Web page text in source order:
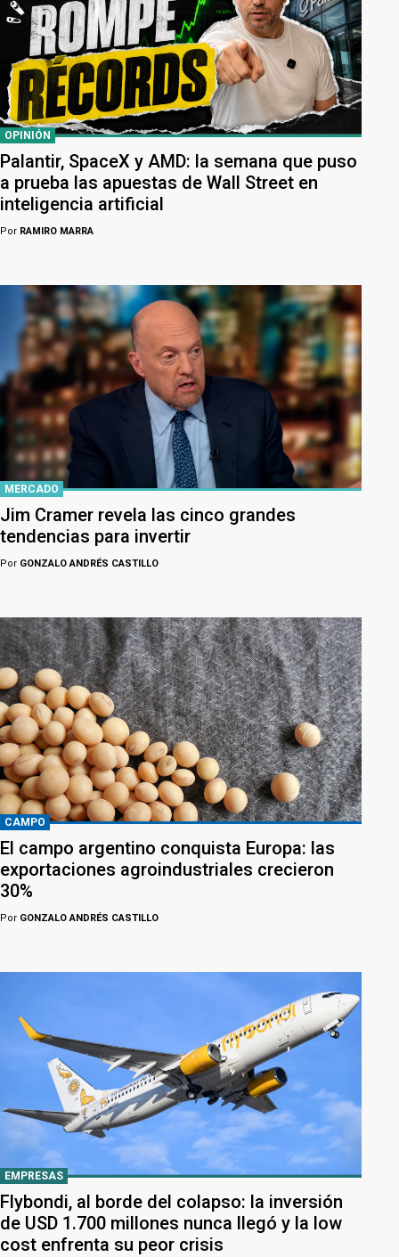
OPINIÓN
Palantir, SpaceX y AMD: la semana que puso
a prueba las apuestas de Wall Street en
inteligencia artificial
Por RAMIRO MARRA
MERCADO
Jim Cramer revela las cinco grandes
tendencias para invertir
Por GONZALO ANDRÉS CASTILLO
CAMPO
El campo argentino conquista Europa: las
exportaciones agroindustriales crecieron
30%
Por GONZALO ANDRÉS CASTILLO
EMPRESAS
Flybondi, al borde del colapso: la inversión
de USD 1.700 millones nunca llegó y la low
cost enfrenta su peor crisis